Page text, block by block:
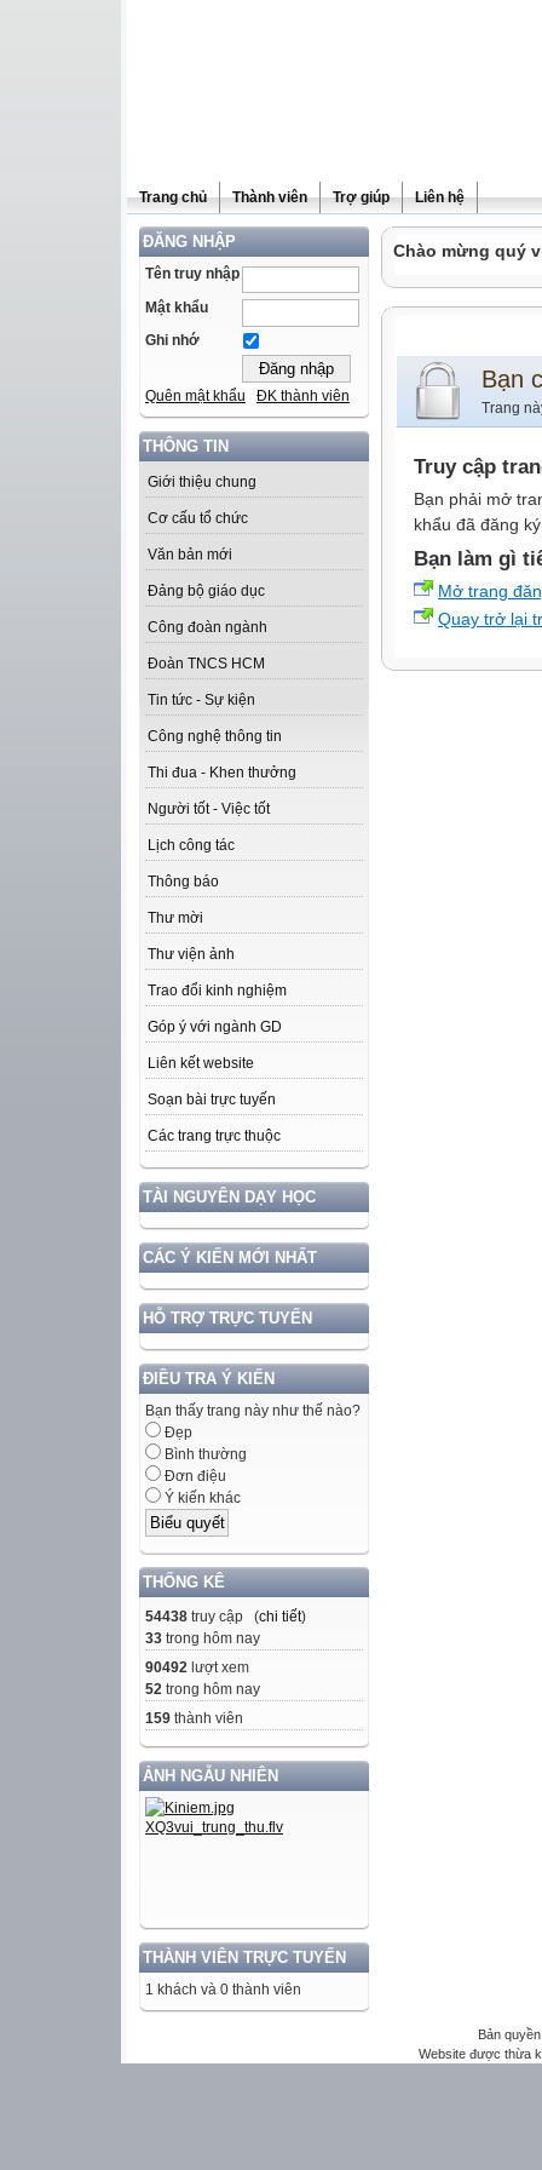
Trang chủ Thành viên Trợ giúp Liên hệ
ĐĂNG NHẬP
Tên truy nhập
Mật khẩu
Ghi nhớ
Quên mật khẩu ĐK thành viên
THÔNG TIN
Giới thiệu chung
Cơ cấu tổ chức
Văn bản mới
Đảng bộ giáo dục
Công đoàn ngành
Đoàn TNCS HCM
Tin tức - Sự kiện
Công nghệ thông tin
Thi đua - Khen thưởng
Người tốt - Việc tốt
Lịch công tác
Thông báo
Thư mời
Thư viện ảnh
Trao đổi kinh nghiệm
Góp ý với ngành GD
Liên kết website
Soạn bài trực tuyến
Các trang trực thuộc
TÀI NGUYÊN DẠY HỌC
CÁC Ý KIẾN MỚI NHẤT
HỖ TRỢ TRỰC TUYẾN
ĐIỀU TRA Ý KIẾN
Bạn thấy trang này như thế nào?
Đẹp
Bình thường
Đơn điệu
Ý kiến khác
THỐNG KÊ
54438 truy cập (chi tiết)
33 trong hôm nay
90492 lượt xem
52 trong hôm nay
159 thành viên
ẢNH NGẪU NHIÊN
THÀNH VIÊN TRỰC TUYẾN
1 khách và 0 thành viên
Chào mừng quý
Bạn
Trang
Truy cập
Bạn phải mở
khẩu đã đăng
Bạn làm gì
Mở trang
Quay trở lại
Bản
Website được thừa